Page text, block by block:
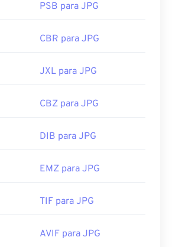
PSB para JPG
CBR para JPG
JXL para JPG
CBZ para JPG
DIB para JPG
EMZ para JPG
TIF para JPG
AVIF para JPG